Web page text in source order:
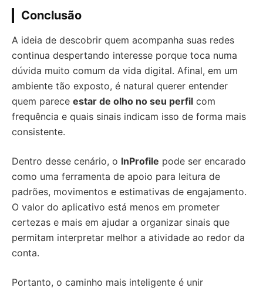
Conclusão
A ideia de descobrir quem acompanha suas redes
continua despertando interesse porque toca numa
dúvida muito comum da vida digital. Afinal, em um
ambiente tão exposto, é natural querer entender
quem parece estar de olho no seu perfil com
frequência e quais sinais indicam isso de forma mais
consistente.
Dentro desse cenário, o InProfile pode ser encarado
como uma ferramenta de apoio para leitura de
padrões, movimentos e estimativas de engajamento.
O valor do aplicativo está menos em prometer
certezas e mais em ajudar a organizar sinais que
permitam interpretar melhor a atividade ao redor da
conta.
Portanto, o caminho mais inteligente é unir